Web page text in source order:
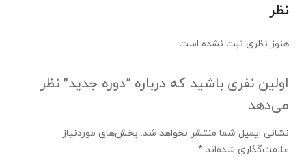
نظر
هنوز نظری ثبت نشده است.
اولین نفری باشید که درباره “دوره جدید” نظر
می‌دهد
نشانی ایمیل شما منتشر نخواهد شد. بخش‌های موردنیاز
علامت‌گذاری شده‌اند *